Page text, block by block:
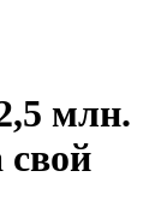
млн.
свой